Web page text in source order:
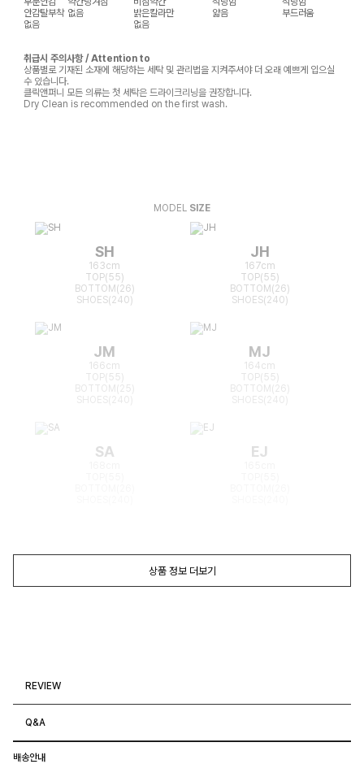
안감탈부착 없음 밝은칼라만 얇음
부드러움
없음
없음
취급시 주의사항 / Attention to
상품별로 기재된 소재에 해당하는 세탁 및 관리법을 지켜주셔야 더 오래 예쁘게 입으실
수 있습니다.
클릭앤퍼니 모든 의류는 첫 세탁은 드라이크리닝을 권장합니다.
Dry Clean is recommended on the first wash.
MODEL SIZE
SH
163cm
TOP(55)
BOTTOM(26)
SHOES(240)
JH
167cm
TOP(55)
BOTTOM(26)
SHOES(240)
JM
166cm
TOP(55)
BOTTOM(25)
MJ
164cm
TOP(55)
BOTTOM(26)
SA EJ
상품 정보 더보기
REVIEW
Q&A
배송안내